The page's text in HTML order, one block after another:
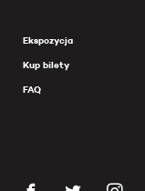
Ekspozycja
Kup bilety
FAQ